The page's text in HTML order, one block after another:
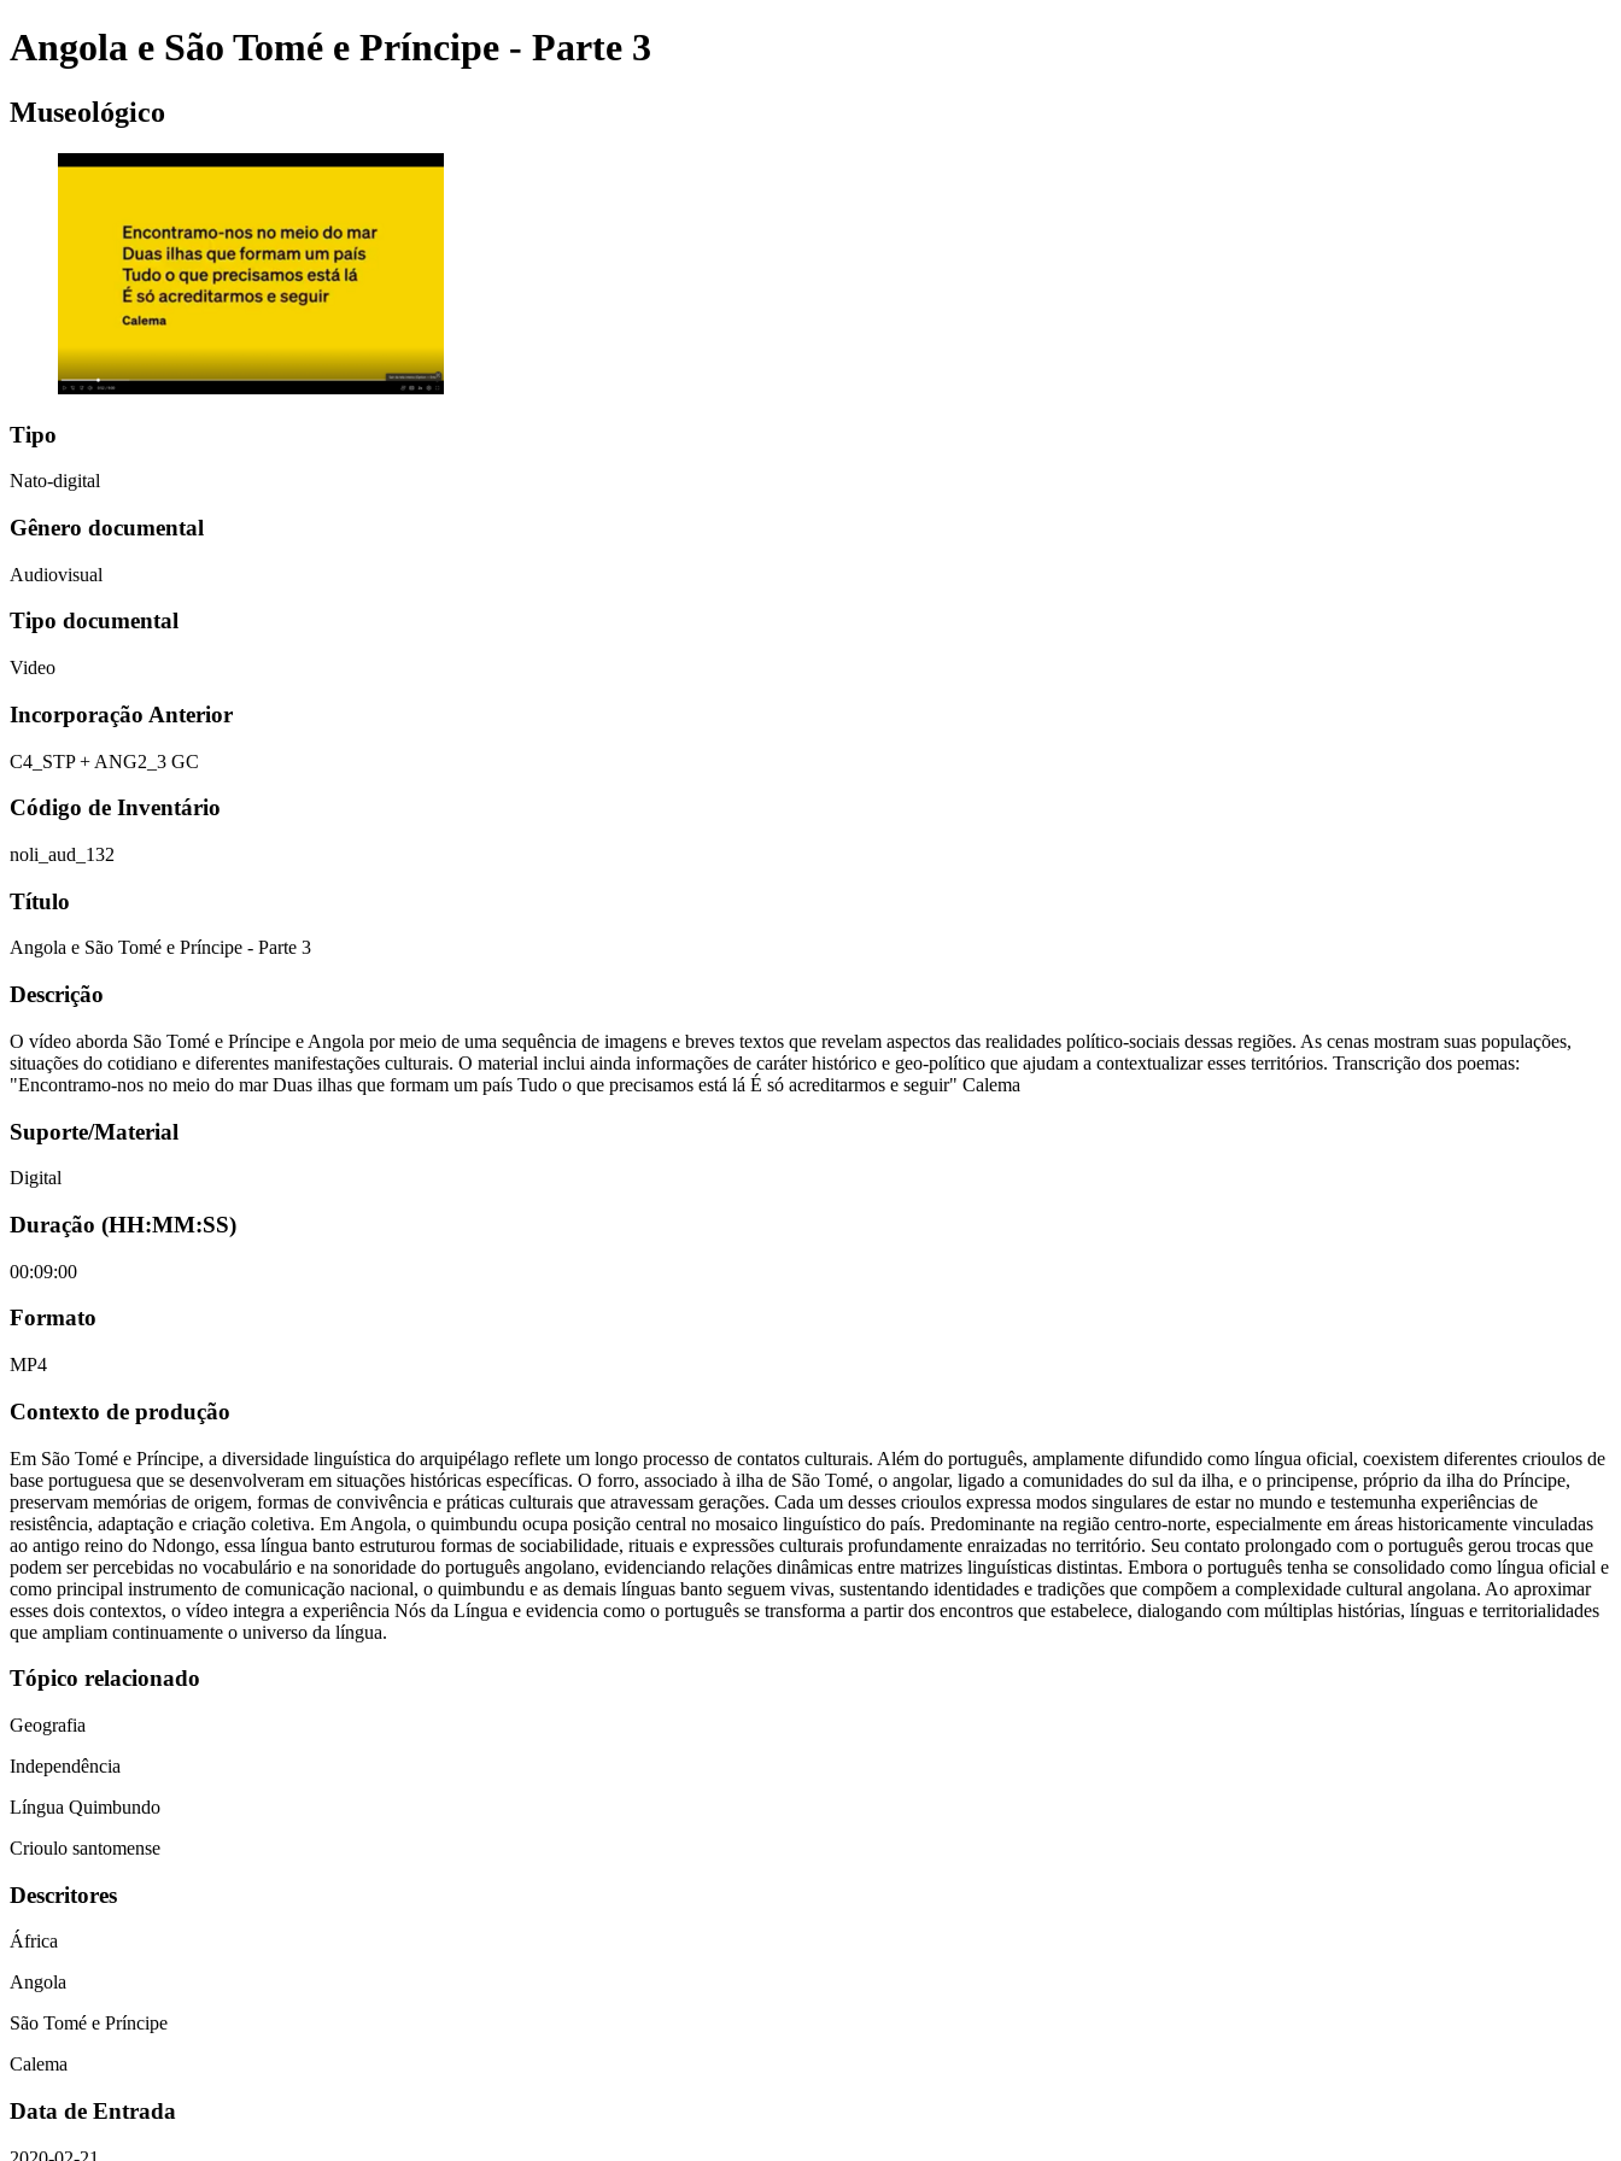
Angola e São Tomé e Príncipe - Parte 3
Museológico
Tipo
Nato-digital
Gênero documental
Audiovisual
Tipo documental
Video
Incorporação Anterior
C4_STP + ANG2_3 GC
Código de Inventário
noli_aud_132
Título
Angola e São Tomé e Príncipe - Parte 3
Descrição
O vídeo aborda São Tomé e Príncipe e Angola por meio de uma sequência de imagens e breves textos que revelam aspectos das realidades político-sociais dessas regiões. As cenas mostram suas populações,
situações do cotidiano e diferentes manifestações culturais. O material inclui ainda informações de caráter histórico e geo-político que ajudam a contextualizar esses territórios. Transcrição dos poemas:
"Encontramo-nos no meio do mar Duas ilhas que formam um país Tudo o que precisamos está lá É só acreditarmos e seguir" Calema
Suporte/Material
Digital
Duração (HH:MM:SS)
00:09:00
Formato
MP4
Contexto de produção
Em São Tomé e Príncipe, a diversidade linguística do arquipélago reflete um longo processo de contatos culturais. Além do português, amplamente difundido como língua oficial, coexistem diferentes crioulos de
base portuguesa que se desenvolveram em situações históricas específicas. O forro, associado à ilha de São Tomé, o angolar, ligado a comunidades do sul da ilha, e o principense, próprio da ilha do Príncipe,
preservam memórias de origem, formas de convivência e práticas culturais que atravessam gerações. Cada um desses crioulos expressa modos singulares de estar no mundo e testemunha experiências de
resistência, adaptação e criação coletiva. Em Angola, o quimbundu ocupa posição central no mosaico linguístico do país. Predominante na região centro-norte, especialmente em áreas historicamente vinculadas
ao antigo reino do Ndongo, essa língua banto estruturou formas de sociabilidade, rituais e expressões culturais profundamente enraizadas no território. Seu contato prolongado com o português gerou trocas que
podem ser percebidas no vocabulário e na sonoridade do português angolano, evidenciando relações dinâmicas entre matrizes linguísticas distintas. Embora o português tenha se consolidado como língua oficial e
como principal instrumento de comunicação nacional, o quimbundu e as demais línguas banto seguem vivas, sustentando identidades e tradições que compõem a complexidade cultural angolana. Ao aproximar
esses dois contextos, o vídeo integra a experiência Nós da Língua e evidencia como o português se transforma a partir dos encontros que estabelece, dialogando com múltiplas histórias, línguas e territorialidades
que ampliam continuamente o universo da língua.
Tópico relacionado
Geografia
Independência
Língua Quimbundo
Crioulo santomense
Descritores
África
Angola
São Tomé e Príncipe
Calema
Data de Entrada